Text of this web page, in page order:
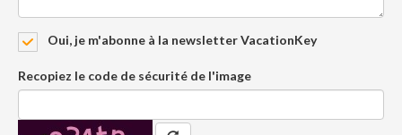
Oui, je m'abonne à la newsletter VacationKey
Recopiez le code de sécurité de l'image